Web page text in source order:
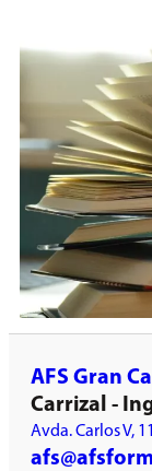
AFS Gran
Carrizal -
Avda. Carlos V,